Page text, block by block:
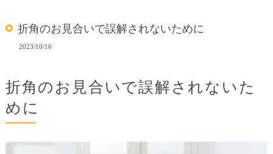
折角のお見合いで誤解されないために
2023/10/16
折角のお見合いで誤解されないた
めに